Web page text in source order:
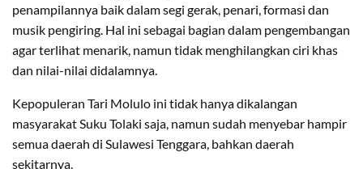
penampilannya baik dalam segi gerak, penari, formasi dan
musik pengiring. Hal ini sebagai bagian dalam pengembangan
agar terlihat menarik, namun tidak menghilangkan ciri khas
dan nilai-nilai didalamnya.
Kepopuleran Tari Molulo ini tidak hanya dikalangan
masyarakat Suku Tolaki saja, namun sudah menyebar hampir
semua daerah di Sulawesi Tenggara, bahkan daerah
sekitarnya.